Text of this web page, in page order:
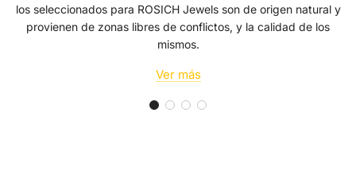
los seleccionados para ROSICH Jewels son de origen natural y
provienen de zonas libres de conflictos, y la calidad de los
mismos.
Ver más